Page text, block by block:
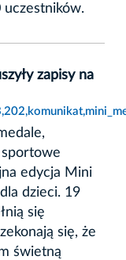
uczestników.
zapisy na
edycja Mini
dzieci. 19
się
się, że
świetną